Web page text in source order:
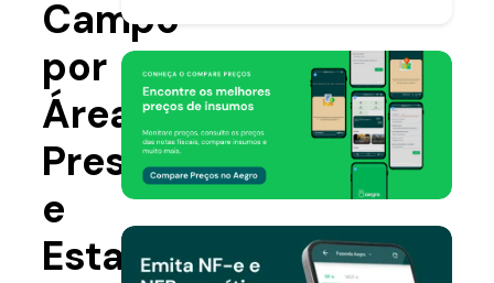
Campo
por
Área,
Presença
e
Estado